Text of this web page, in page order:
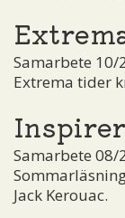
Samarbete 10/
Extrema tider
Samarbete 08/
Jack Kerouac.